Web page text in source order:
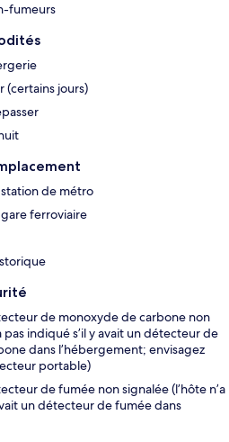
fumeurs
(certains jours)
de métro
ferroviaire
de monoxyde de carbone non
pas indiqué s’il y avait un détecteur de
dans l’hébergement; envisagez
portable)
de fumée non signalée (l’hôte n’a
un détecteur de fumée dans